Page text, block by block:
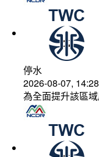
停水
2026-08-07,
為全面提升該區